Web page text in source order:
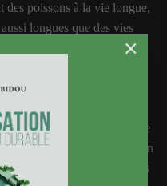
des poissons à la vie longue,
longues que des vies
poissons des profondeurs,
vivement exploités
avec des bateaux équipés à
de retour
connues, dont les stocks se
période d’euphorie. Combien
t-il pour que les effectifs
×